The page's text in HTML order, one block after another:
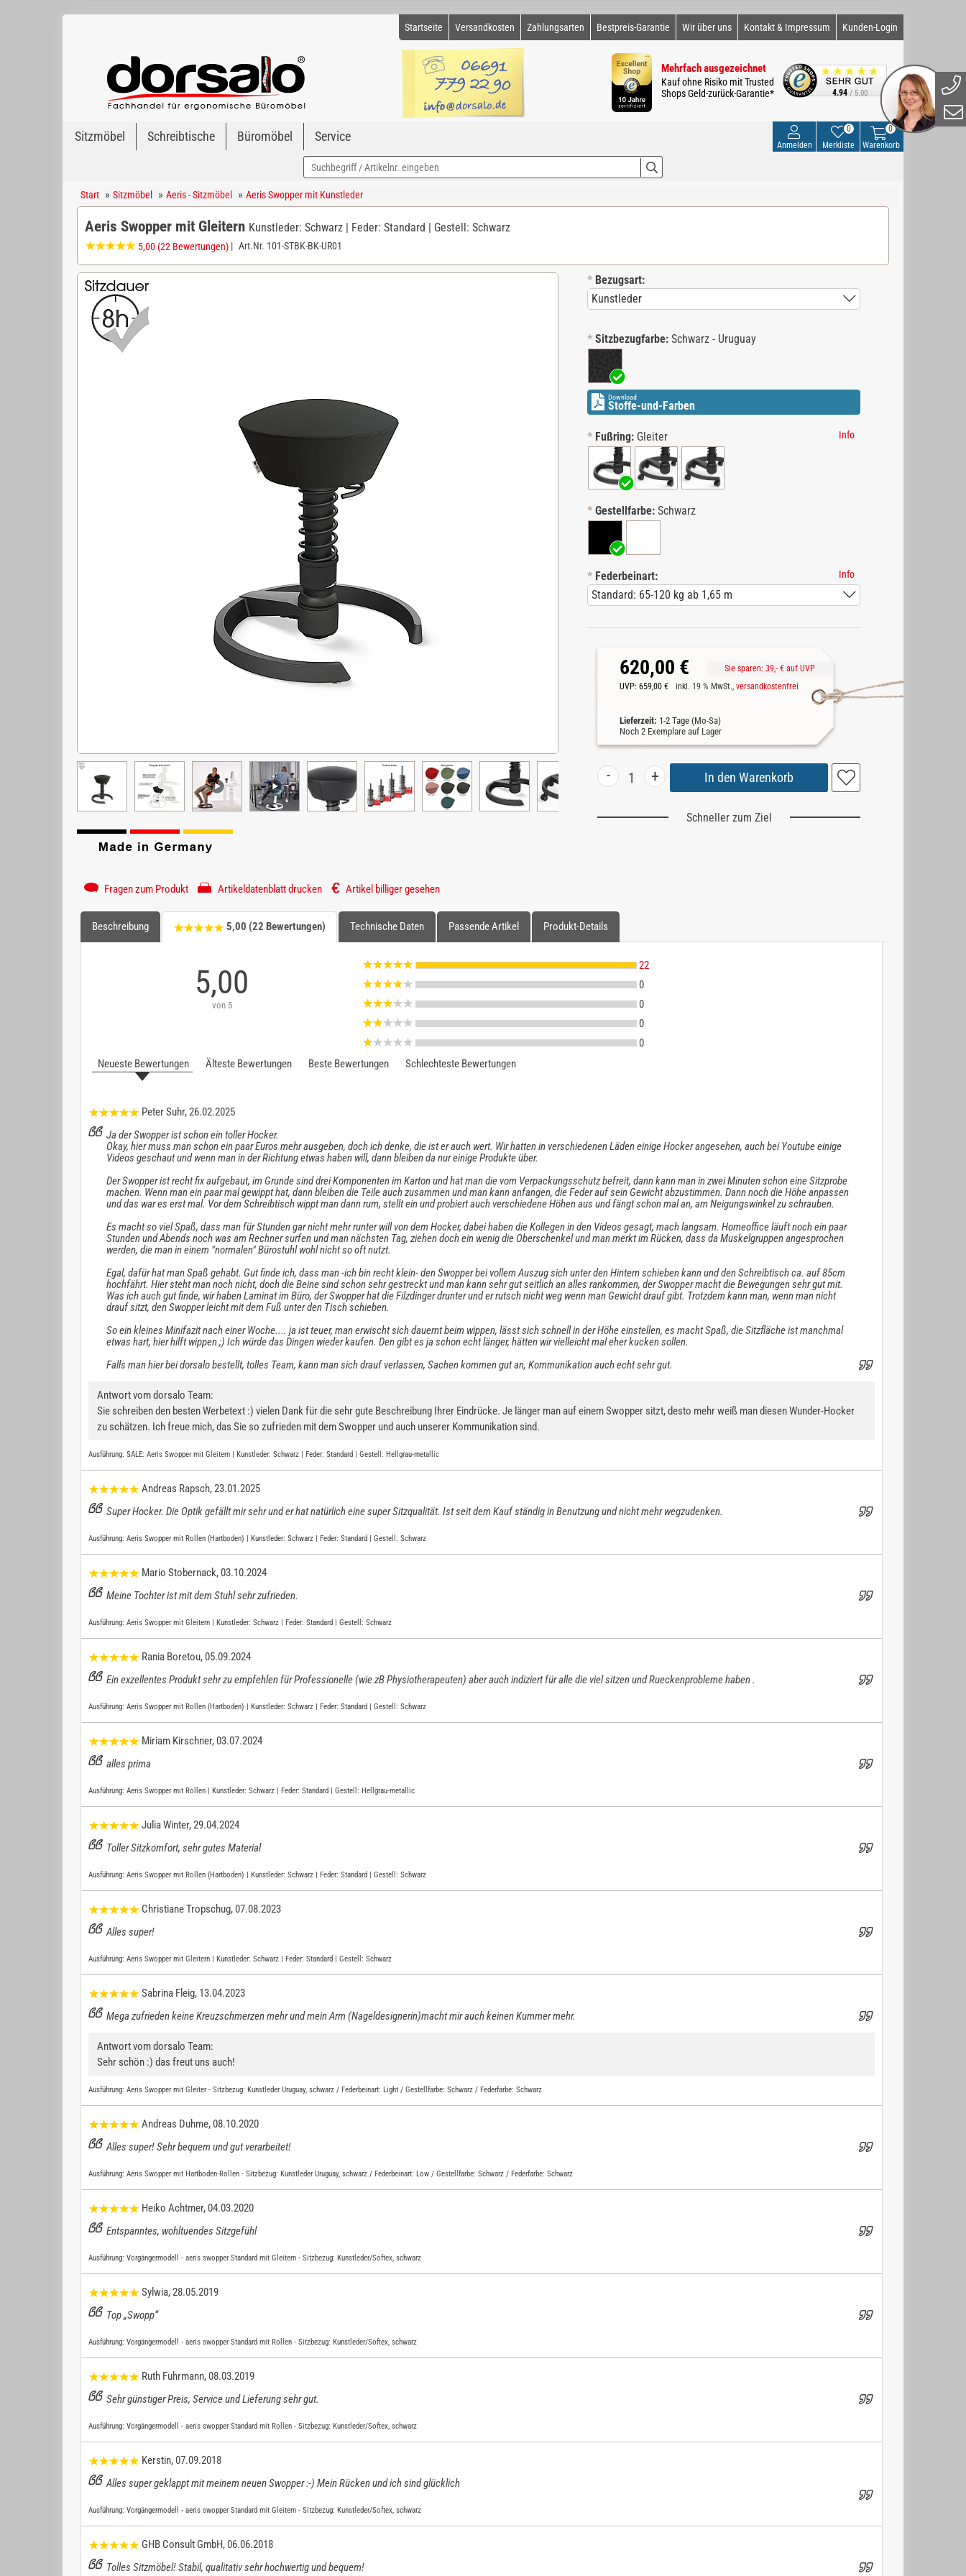
Startseite Versandkosten Zahlungsarten Bestpreis-Garantie Wir über uns Kontakt & Impressum Kunden-Login
Mehrfach ausgezeichnet
Kauf ohne Risiko mit Trusted
Shops Geld-zurück-Garantie*
4.94 / 5.00
Sitzmöbel Schreibtische Büromöbel Service
0
Warenkorb
Merkliste
0
Anmelden
Start » Sitzmöbel » Aeris - Sitzmöbel » Aeris Swopper mit Kunstleder
Aeris Swopper mit Gleitern Kunstleder: Schwarz | Feder: Standard | Gestell: Schwarz
5,00 (22 Bewertungen) | Art.Nr. 101-STBK-BK-UR01
* Bezugsart:
* Sitzbezugfarbe: Schwarz - Uruguay
Download
Stoffe-und-Farben
* Fußring: Gleiter Info
* Gestellfarbe: Schwarz
* Federbeinart: Info
620,00 € Sie sparen: 39,- € auf UVP
UVP: 659,00 € inkl. 19 % MwSt., versandkostenfrei
Lieferzeit: 1-2 Tage (Mo-Sa)
Noch 2 Exemplare auf Lager
- +
Schneller zum Ziel
Fragen zum Produkt Artikeldatenblatt drucken Artikel billiger gesehen
Beschreibung 5,00 (22 Bewertungen) Technische Daten Passende Artikel Produkt-Details
5,00
von 5
22
0
0
0
0
Neueste Bewertungen
Älteste Bewertungen Beste Bewertungen Schlechteste Bewertungen
Peter Suhr, 26.02.2025
Ja der Swopper ist schon ein toller Hocker.
Okay, hier muss man schon ein paar Euros mehr ausgeben, doch ich denke, die ist er auch wert. Wir hatten in verschiedenen Läden einige Hocker angesehen, auch bei Youtube einige
Videos geschaut und wenn man in der Richtung etwas haben will, dann bleiben da nur einige Produkte über.
Der Swopper ist recht fix aufgebaut, im Grunde sind drei Komponenten im Karton und hat man die vom Verpackungsschutz befreit, dann kann man in zwei Minuten schon eine Sitzprobe
machen. Wenn man ein paar mal gewippt hat, dann bleiben die Teile auch zusammen und man kann anfangen, die Feder auf sein Gewicht abzustimmen. Dann noch die Höhe anpassen
und das war es erst mal. Vor dem Schreibtisch wippt man dann rum, stellt ein und probiert auch verschiedene Höhen aus und fängt schon mal an, am Neigungswinkel zu schrauben.
Es macht so viel Spaß, dass man für Stunden gar nicht mehr runter will von dem Hocker, dabei haben die Kollegen in den Videos gesagt, mach langsam. Homeoffice läuft noch ein paar
Stunden und Abends noch was am Rechner surfen und man nächsten Tag, ziehen doch ein wenig die Oberschenkel und man merkt im Rücken, dass da Muskelgruppen angesprochen
werden, die man in einem "normalen" Bürostuhl wohl nicht so oft nutzt.
Egal, dafür hat man Spaß gehabt. Gut finde ich, dass man -ich bin recht klein- den Swopper bei vollem Auszug sich unter den Hintern schieben kann und den Schreibtisch ca. auf 85cm
hochfährt. Hier steht man noch nicht, doch die Beine sind schon sehr gestreckt und man kann sehr gut seitlich an alles rankommen, der Swopper macht die Bewegungen sehr gut mit.
Was ich auch gut finde, wir haben Laminat im Büro, der Swopper hat die Filzdinger drunter und er rutsch nicht weg wenn man Gewicht drauf gibt. Trotzdem kann man, wenn man nicht
drauf sitzt, den Swopper leicht mit dem Fuß unter den Tisch schieben.
So ein kleines Minifazit nach einer Woche.... ja ist teuer, man erwischt sich dauernt beim wippen, lässt sich schnell in der Höhe einstellen, es macht Spaß, die Sitzfläche ist manchmal
etwas hart, hier hilft wippen ;) Ich würde das Dingen wieder kaufen. Den gibt es ja schon echt länger, hätten wir vielleicht mal eher kucken sollen.
Falls man hier bei dorsalo bestellt, tolles Team, kann man sich drauf verlassen, Sachen kommen gut an, Kommunikation auch echt sehr gut.
Antwort vom dorsalo Team:
Sie schreiben den besten Werbetext :) vielen Dank für die sehr gute Beschreibung Ihrer Eindrücke. Je länger man auf einem Swopper sitzt, desto mehr weiß man diesen Wunder-Hocker
zu schätzen. Ich freue mich, das Sie so zufrieden mit dem Swopper und auch unserer Kommunikation sind.
Ausführung: SALE: Aeris Swopper mit Gleitern | Kunstleder: Schwarz | Feder: Standard | Gestell: Hellgrau-metallic
Andreas Rapsch, 23.01.2025
Super Hocker. Die Optik gefällt mir sehr und er hat natürlich eine super Sitzqualität. Ist seit dem Kauf ständig in Benutzung und nicht mehr wegzudenken.
Ausführung: Aeris Swopper mit Rollen (Hartboden) | Kunstleder: Schwarz | Feder: Standard | Gestell: Schwarz
Mario Stobernack, 03.10.2024
Meine Tochter ist mit dem Stuhl sehr zufrieden.
Ausführung: Aeris Swopper mit Gleitern | Kunstleder: Schwarz | Feder: Standard | Gestell: Schwarz
Rania Boretou, 05.09.2024
Ein exzellentes Produkt sehr zu empfehlen für Professionelle (wie zB Physiotherapeuten) aber auch indiziert für alle die viel sitzen und Rueckenprobleme haben .
Ausführung: Aeris Swopper mit Rollen (Hartboden) | Kunstleder: Schwarz | Feder: Standard | Gestell: Schwarz
Miriam Kirschner, 03.07.2024
alles prima
Ausführung: Aeris Swopper mit Rollen | Kunstleder: Schwarz | Feder: Standard | Gestell: Hellgrau-metallic
Julia Winter, 29.04.2024
Toller Sitzkomfort, sehr gutes Material
Ausführung: Aeris Swopper mit Rollen (Hartboden) | Kunstleder: Schwarz | Feder: Standard | Gestell: Schwarz
Christiane Tropschug, 07.08.2023
Alles super!
Ausführung: Aeris Swopper mit Gleitern | Kunstleder: Schwarz | Feder: Standard | Gestell: Schwarz
Sabrina Fleig, 13.04.2023
Mega zufrieden keine Kreuzschmerzen mehr und mein Arm (Nageldesignerin)macht mir auch keinen Kummer mehr.
Antwort vom dorsalo Team:
Sehr schön :) das freut uns auch!
Ausführung: Aeris Swopper mit Gleiter - Sitzbezug: Kunstleder Uruguay, schwarz / Federbeinart: Light / Gestellfarbe: Schwarz / Federfarbe: Schwarz
Andreas Duhme, 08.10.2020
Alles super! Sehr bequem und gut verarbeitet!
Ausführung: Aeris Swopper mit Hartboden-Rollen - Sitzbezug: Kunstleder Uruguay, schwarz / Federbeinart: Low / Gestellfarbe: Schwarz / Federfarbe: Schwarz
Heiko Achtmer, 04.03.2020
Entspanntes, wohltuendes Sitzgefühl
Ausführung: Vorgängermodell - aeris swopper Standard mit Gleitern - Sitzbezug: Kunstleder/Softex, schwarz
Sylwia, 28.05.2019
Top „Swopp“
Ausführung: Vorgängermodell - aeris swopper Standard mit Rollen - Sitzbezug: Kunstleder/Softex, schwarz
Ruth Fuhrmann, 08.03.2019
Sehr günstiger Preis, Service und Lieferung sehr gut.
Ausführung: Vorgängermodell - aeris swopper Standard mit Rollen - Sitzbezug: Kunstleder/Softex, schwarz
Kerstin, 07.09.2018
Alles super geklappt mit meinem neuen Swopper :-) Mein Rücken und ich sind glücklich
Ausführung: Vorgängermodell - aeris swopper Standard mit Gleitern - Sitzbezug: Kunstleder/Softex, schwarz
GHB Consult GmbH, 06.06.2018
Tolles Sitzmöbel! Stabil, qualitativ sehr hochwertig und bequem!